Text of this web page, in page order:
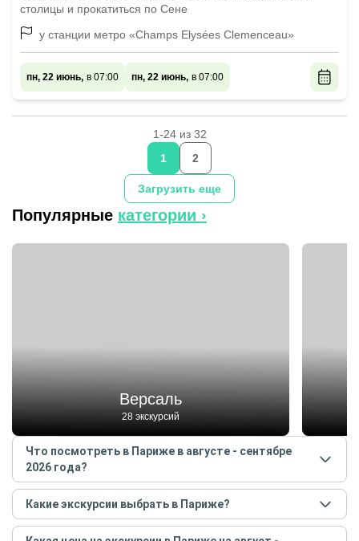
столицы и прокатиться по Сене
у станции метро «Champs Elysées Clemenceau»
пн, 22 июнь, в 07:00 пн, 22 июнь, в 07:00
1-24 из 32
Загрузить еще
1 2
Популярные категории ›
Версаль
28 экскурсий
Что посмотреть в Париже в августе - сентябре
2026 года?
Самые популярные местав Парижев августе -
сентябре 2026года:
Версаль
Какие экскурсии выбрать в Париже?
Самые популярные экскурсиив Парижев августе -